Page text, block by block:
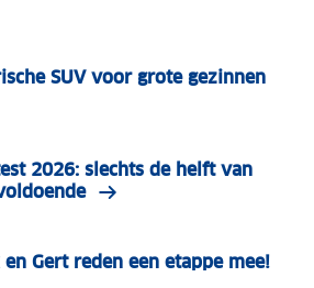
SUV voor grote gezinnen
2026: slechts de helft van
Gert reden een etappe mee!